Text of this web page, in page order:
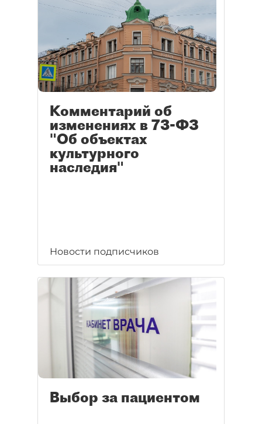
Комментарий об
изменениях в 73-ФЗ
"Об объектах
культурного
наследия"
Новости подписчиков
Выбор за пациентом